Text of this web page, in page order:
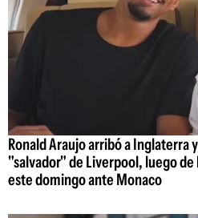
Ronald Araujo arribó a Inglaterra
"salvador" de Liverpool, luego
este domingo ante Monaco